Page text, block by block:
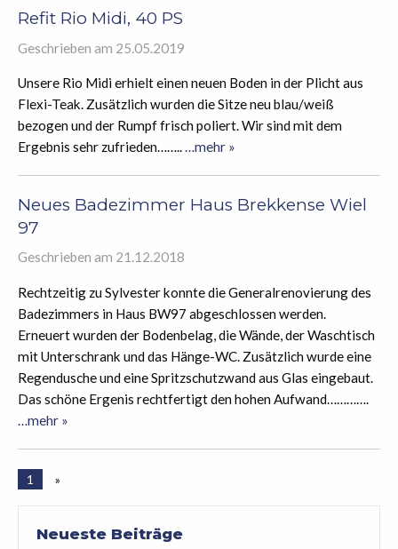
Refit Rio Midi, 40 PS
Geschrieben am 25.05.2019
Unsere Rio Midi erhielt einen neuen Boden in der Plicht aus
Flexi-Teak. Zusätzlich wurden die Sitze neu blau/weiß
bezogen und der Rumpf frisch poliert. Wir sind mit dem
Ergebnis sehr zufrieden……..…mehr »
Neues Badezimmer Haus Brekkense Wiel
97
Geschrieben am 21.12.2018
Rechtzeitig zu Sylvester konnte die Generalrenovierung des
Badezimmers in Haus BW97 abgeschlossen werden.
Erneuert wurden der Bodenbelag, die Wände, der Waschtisch
mit Unterschrank und das Hänge-WC. Zusätzlich wurde eine
Regendusche und eine Spritzschutzwand aus Glas eingebaut.
Das schöne Ergenis rechtfertigt den hohen Aufwand………….
…mehr »
1 »
Neueste Beiträge